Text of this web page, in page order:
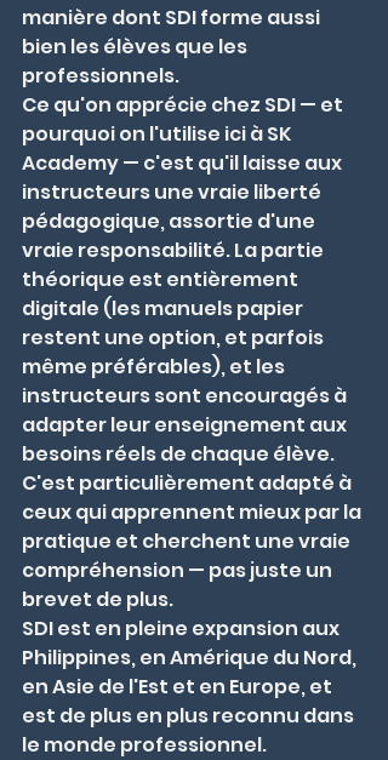
manière dont SDI forme aussi
bien les élèves que les
professionnels.
Ce qu'on apprécie chez SDI — et
pourquoi on l'utilise ici à SK
Academy — c'est qu'il laisse aux
instructeurs une vraie liberté
pédagogique, assortie d'une
vraie responsabilité. La partie
théorique est entièrement
digitale (les manuels papier
restent une option, et parfois
même préférables), et les
instructeurs sont encouragés à
adapter leur enseignement aux
besoins réels de chaque élève.
C'est particulièrement adapté à
ceux qui apprennent mieux par la
pratique et cherchent une vraie
compréhension — pas juste un
brevet de plus.
SDI est en pleine expansion aux
Philippines, en Amérique du Nord,
en Asie de l'Est et en Europe, et
est de plus en plus reconnu dans
le monde professionnel.